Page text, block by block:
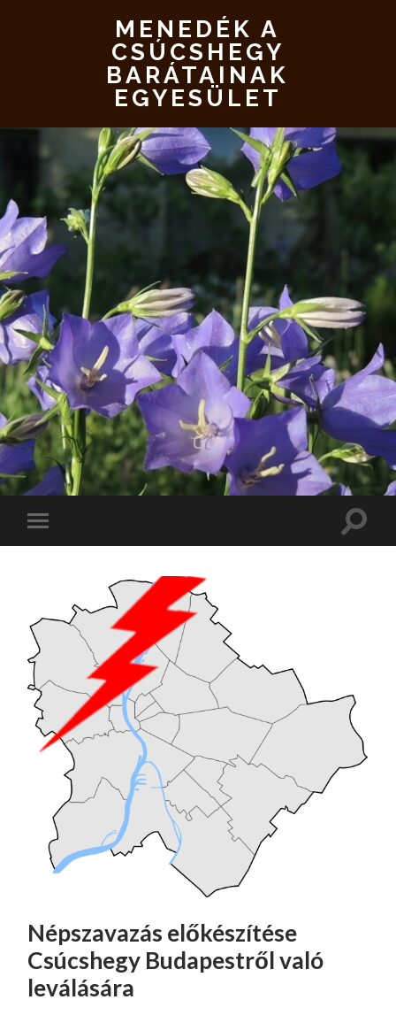
MENEDÉK A
CSÚCSHEGY
BARÁTAINAK
EGYESÜLET
Toggle
mobile
Toggle
Népszavazás előkészítése
Csúcshegy Budapestről való
leválására